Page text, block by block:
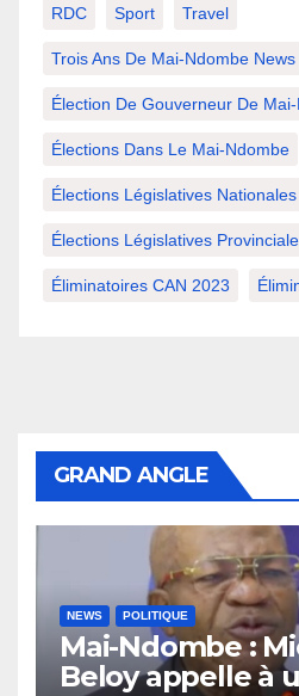
RDC Sport Travel
Trois Ans De Mai-Ndombe News
Élection De Gouverneur De
Élections Dans Le Mai-Ndombe
Élections Législatives Nationales
Élections Législatives
Éliminatoires CAN 2023
GRAND ANGLE
NEWS POLITIQUE
Mai-Ndombe :
Beloy appelle à